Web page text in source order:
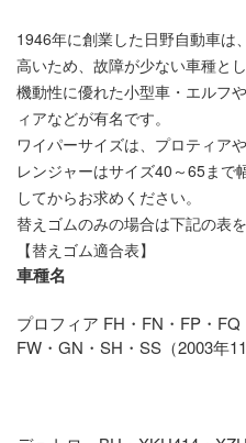
1946年に創業した日野自動車は
高いため、故障が少ない車種と
機動性に優れた小型車・エルフ
ィアなどが有名です。
ワイパーサイズは、プロティア
レンジャーはサイズ40～65まで
してからお求めください。
替えゴムのみの場合は下記の表
【替えゴム適合表】
車種名
プロフィア FH・FN・FP・FQ
FW・GN・SH・SS（2003年11